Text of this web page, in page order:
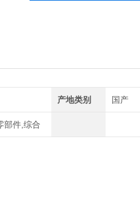
产地类别 国产
部件,综合